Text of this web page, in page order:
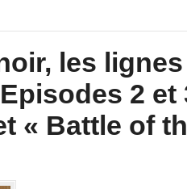
les lignes
2 et
« Battle of